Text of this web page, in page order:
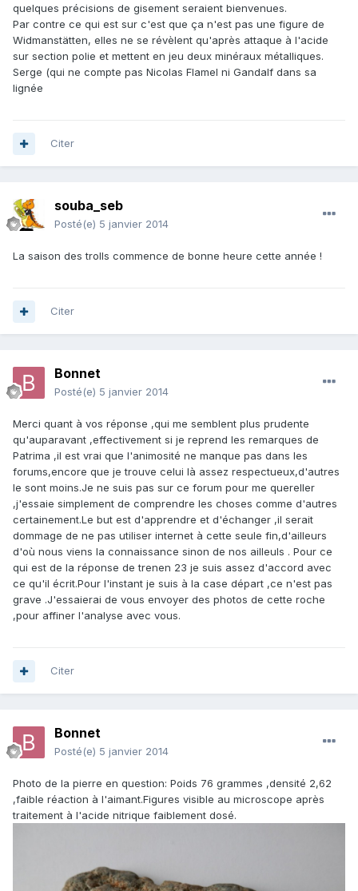
quelques précisions de gisement seraient bienvenues.
Par contre ce qui est sur c'est que ça n'est pas une figure de
Widmanstätten, elles ne se révèlent qu'après attaque à l'acide
sur section polie et mettent en jeu deux minéraux métalliques.
Serge (qui ne compte pas Nicolas Flamel ni Gandalf dans sa
lignée
Citer
souba_seb
Posté(e) 5 janvier 2014
La saison des trolls commence de bonne heure cette année !
Citer
Bonnet
Posté(e) 5 janvier 2014
Merci quant à vos réponse ,qui me semblent plus prudente
qu'auparavant ,effectivement si je reprend les remarques de
Patrima ,il est vrai que l'animosité ne manque pas dans les
forums,encore que je trouve celui là assez respectueux,d'autres
le sont moins.Je ne suis pas sur ce forum pour me quereller
,j'essaie simplement de comprendre les choses comme d'autres
certainement.Le but est d'apprendre et d'échanger ,il serait
dommage de ne pas utiliser internet à cette seule fin,d'ailleurs
d'où nous viens la connaissance sinon de nos ailleuls . Pour ce
qui est de la réponse de trenen 23 je suis assez d'accord avec
ce qu'il écrit.Pour l'instant je suis à la case départ ,ce n'est pas
grave .J'essaierai de vous envoyer des photos de cette roche
,pour affiner l'analyse avec vous.
Citer
Bonnet
Posté(e) 5 janvier 2014
Photo de la pierre en question: Poids 76 grammes ,densité 2,62
,faible réaction à l'aimant.Figures visible au microscope après
traitement à l'acide nitrique faiblement dosé.